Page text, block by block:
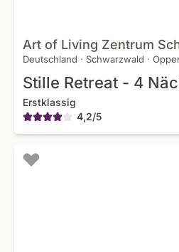
Art of Living Zentrum
Deutschland · Schwarzwald ·
Stille Retreat - 4
Erstklassig
4,2/5